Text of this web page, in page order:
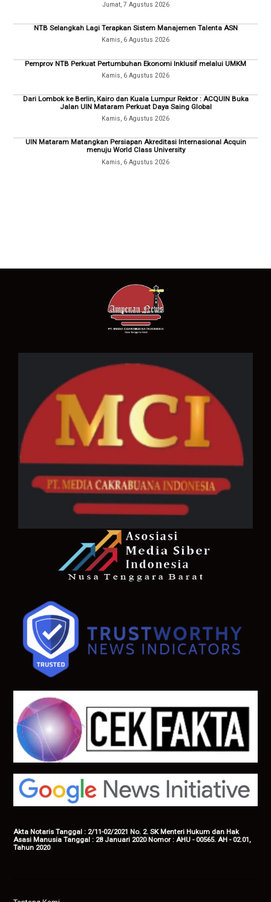
Jumat, 7 Agustus 2026
NTB Selangkah Lagi Terapkan Sistem Manajemen Talenta ASN
Kamis, 6 Agustus 2026
Pemprov NTB Perkuat Pertumbuhan Ekonomi Inklusif melalui UMKM
Kamis, 6 Agustus 2026
Dari Lombok ke Berlin, Kairo dan Kuala Lumpur Rektor : ACQUIN Buka
Jalan UIN Mataram Perkuat Daya Saing Global
Kamis, 6 Agustus 2026
UIN Mataram Matangkan Persiapan Akreditasi Internasional Acquin
menuju World Class University
Kamis, 6 Agustus 2026
Akta Notaris Tanggal : 2/11-02/2021 No. 2. SK Menteri Hukum dan Hak
Asasi Manusia Tanggal : 28 Januari 2020 Nomor : AHU - 00565. AH - 02.01,
Tahun 2020